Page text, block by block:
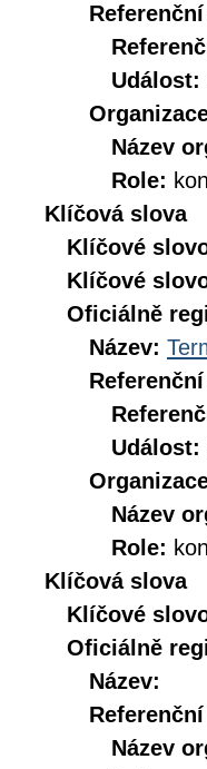
Událost:
Název
Role:
Klíčová slova
Klíčové
Klíčové
Oficiálně
Název:
Událost:
Název
Role:
Klíčová slova
Klíčové
Oficiálně
Název:
Název